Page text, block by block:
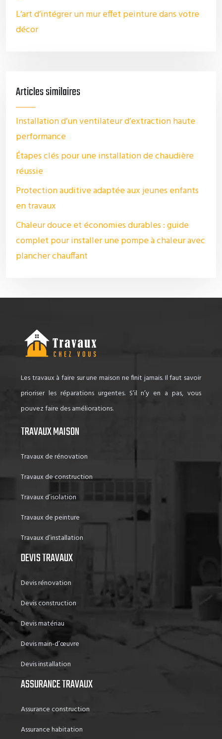
L’art d’intégrer un mur effet peinture dans votre
décor
Articles similaires
Installation d’un ventilateur d’extraction haute
performance
Étapes clés pour une installation de chaudière
réussie
Protection auditive adaptée aux jeunes enfants
en travaux
Chaleur douce et économies durables : guide
complet pour installer une pompe à chaleur avec
plancher chauffant
Les travaux à faire sur une maison ne finit jamais. Il faut savoir
prioriser les réparations urgentes. S’il n’y en a pas, vous
pouvez faire des améliorations.
TRAVAUX MAISON
Travaux de rénovation
Travaux de construction
Travaux d’isolation
Travaux de peinture
Travaux d’installation
DEVIS TRAVAUX
Devis rénovation
Devis construction
Devis matériau
Devis main-d’œuvre
Devis installation
ASSURANCE TRAVAUX
Assurance construction
Assurance habitation